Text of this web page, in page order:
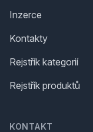
Inzerce
Kontakty
Rejstřík kategorií
Rejstřík produktů
KONTAKT